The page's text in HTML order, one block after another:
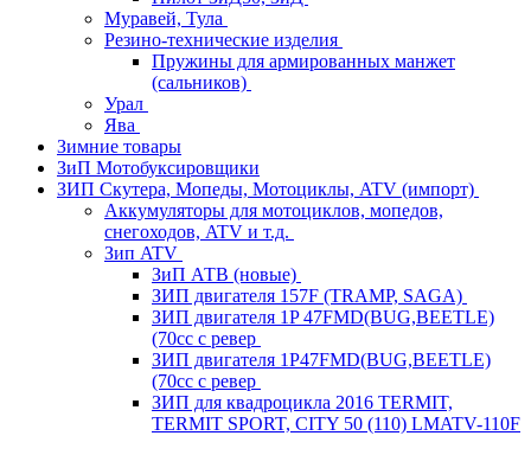
Муравей, Тула
Резино-технические изделия
Пружины для армированных манжет
(сальников)
Урал
Ява
Зимние товары
ЗиП Мотобуксировщики
ЗИП Скутера, Мопеды, Мотоциклы, ATV (импорт)
Аккумуляторы для мотоциклов, мопедов,
снегоходов, ATV и т.д.
Зип ATV
ЗиП АТВ (новые)
ЗИП двигателя 157F (TRAMP, SAGA)
ЗИП двигателя 1P 47FMD(BUG,BEETLE)
(70cc с ревер
ЗИП двигателя 1P47FMD(BUG,BEETLE)
(70cc с ревер
ЗИП для квадроцикла 2016 TERMIT,
TERMIT SPORT, CITY 50 (110) LMATV-110F